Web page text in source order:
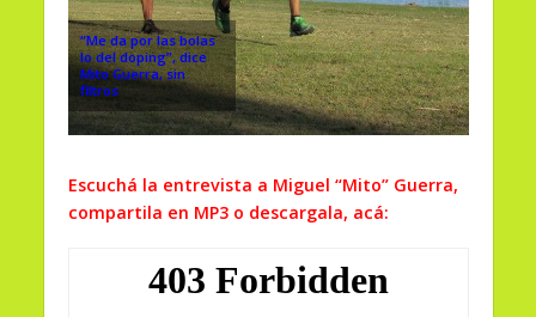
“Me da por las bolas
lo del doping”, dice
Mito Guerra, sin
filtros
Escuchá la entrevista a Miguel “Mito” Guerra,
compartila en MP3 o descargala, acá: